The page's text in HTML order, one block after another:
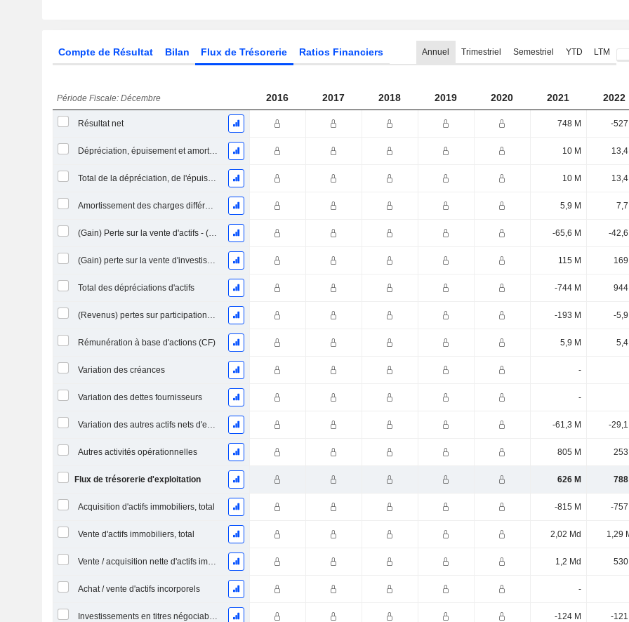
Compte de Résultat Bilan Flux de Trésorerie Ratios Financiers Annuel Trimestriel Semestriel YTD LTM
Période Fiscale: Décembre 2016 2017 2018 2019 2020 2021 2022
Résultat net 748 M -527
Dépréciation, épuisement et amortissement 10 M 13,4
Total de la dépréciation, de l'épuisement et de l'amortissement 10 M 13,4
Amortissement des charges différées, total 5,9 M 7,7
(Gain) Perte sur la vente d'actifs - (CF) -65,6 M -42,6
(Gain) perte sur la vente d'investissements - (CF) 115 M 169
Total des dépréciations d'actifs -744 M 944
(Revenus) pertes sur participations - (CF) -193 M -5,9
Rémunération à base d'actions (CF) 5,9 M 5,4
Variation des créances -
Variation des dettes fournisseurs -
Variation des autres actifs nets d'exploitation (perçus) -61,3 M -29,1
Autres activités opérationnelles 805 M 253
Flux de trésorerie d'exploitation 626 M 788
Acquisition d'actifs immobiliers, total -815 M -757
Vente d'actifs immobiliers, total 2,02 Md 1,29
Vente / acquisition nette d'actifs immobiliers 1,2 Md 530
Achat / vente d'actifs incorporels -
Investissements en titres négociables et en actions, total -124 M -121